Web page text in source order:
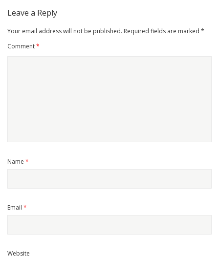
Leave a Reply
Your email address will not be published. Required fields are marked *
Comment*
Name *
Email *
Website